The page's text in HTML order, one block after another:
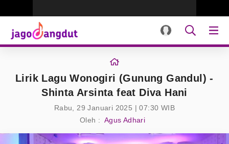
Lirik Lagu Wonogiri (Gunung Gandul) -
Shinta Arsinta feat Diva Hani
Rabu, 29 Januari 2025 | 07:30 WIB
Oleh : Agus Adhari